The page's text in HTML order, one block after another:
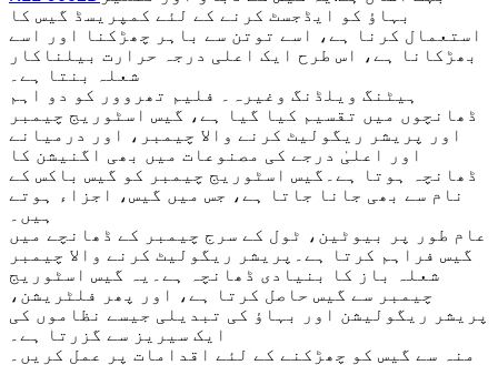
بہاؤ کو ایڈجسٹ کرنے کے لئے کمپریسڈ گیس کا
استعمال کرنا ہے، اسے توتن سے باہر چھڑکنا اور اسے
بھڑکانا ہے، اس طرح ایک اعلی درجہ حرارت بیلناکار
شعلہ بنتا ہے۔
ہیٹنگ ویلڈنگ وغیرہ۔ فلیم تھروور کو دو اہم
ڈھانچوں میں تقسیم کیا گیا ہے، گیس اسٹوریج چیمبر
اور پریشر ریگولیٹ کرنے والا چیمبر، اور درمیانے
اور اعلیٰ درجے کی مصنوعات میں بھی اگنیشن کا
ڈھانچہ ہوتا ہے۔گیس اسٹوریج چیمبر کو گیس باکس کے
نام سے بھی جانا جاتا ہے، جس میں گیس، اجزاء ہوتے
ہیں۔
عام طور پر بیوٹین، ٹول کے سرج چیمبر کے ڈھانچے میں
گیس فراہم کرتا ہے۔پریشر ریگولیٹ کرنے والا چیمبر
شعلہ باز کا بنیادی ڈھانچہ ہے۔یہ گیس اسٹوریج
چیمبر سے گیس حاصل کرتا ہے، اور پھر فلٹریشن،
پریشر ریگولیشن اور بہاؤ کی تبدیلی جیسے نظاموں کی
ایک سیریز سے گزرتا ہے۔
منہ سے گیس کو چھڑکنے کے لئے اقدامات پر عمل کریں۔